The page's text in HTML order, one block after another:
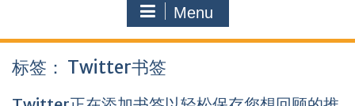
Menu
标签： Twitter书签